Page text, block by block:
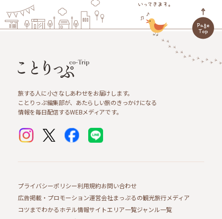
旅する人に小さなしあわせをお届けします。
ことりっぷ編集部が、あたらしい旅のきっかけになる
情報を毎日配信するWEBメディアです。
プライバシーポリシー利用規約お問い合わせ
広告掲載・プロモーション運営会社まっぷるの観光旅行メディア
コツまでわかるホテル情報サイトエリア一覧ジャンル一覧